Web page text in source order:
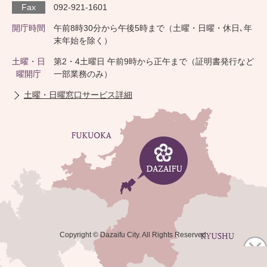
Fax 092-921-1601
開庁時間
午前8時30分から午後5時まで（土曜・日曜・休日､年
末年始を除く）
土曜・日
曜開庁
第2・4土曜日 午前9時から正午まで（証明書発行など
一部業務のみ）
土曜・日曜窓口サービス詳細
Copyright © Dazaifu City. All Rights Reserved.